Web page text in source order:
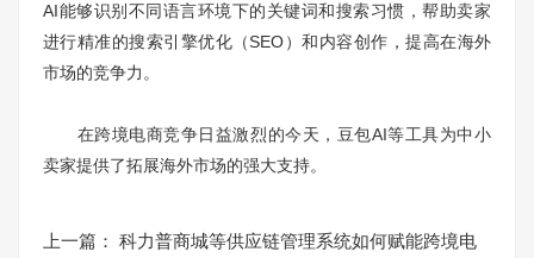
AI能够识别不同语言环境下的关键词和搜索习惯，帮助卖家
进行精准的搜索引擎优化（SEO）和内容创作，提高在海外
市场的竞争力。
在跨境电商竞争日益激烈的今天，豆包AI等工具为中小
卖家提供了拓展海外市场的强大支持。
上一篇： 科力普商城等供应链管理系统如何赋能跨境电